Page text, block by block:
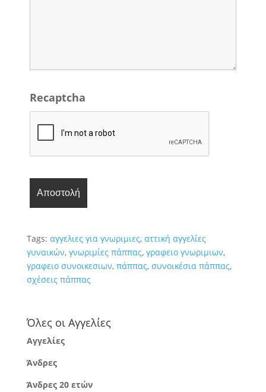
Recaptcha
Tags: αγγελιες για γνωριμιες, αττική αγγελίες
γυναικών, γνωριμίες πάππας, γραφειο γνωριμιων,
γραφειο συνοικεσιων, πάππας, συνοικέσια πάππας,
σχέσεις πάππας
Όλες οι Αγγελίες
Αγγελίες
Άνδρες
Άνδρες 20 ετών